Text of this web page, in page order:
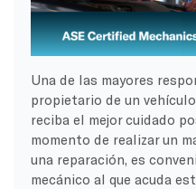
Una de las mayores
propietario de un
reciba el mejor cuidado
momento de realizar un
una reparación, es
mecánico al que acuda